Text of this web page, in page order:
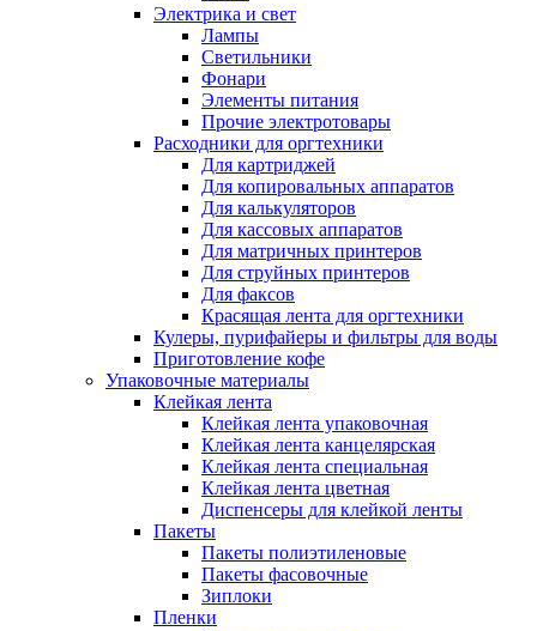
Электрика и свет
Лампы
Светильники
Фонари
Элементы питания
Прочие электротовары
Расходники для оргтехники
Для картриджей
Для копировальных аппаратов
Для калькуляторов
Для кассовых аппаратов
Для матричных принтеров
Для струйных принтеров
Для факсов
Красящая лента для оргтехники
Кулеры, пурифайеры и фильтры для воды
Приготовление кофе
Упаковочные материалы
Клейкая лента
Клейкая лента упаковочная
Клейкая лента канцелярская
Клейкая лента специальная
Клейкая лента цветная
Диспенсеры для клейкой ленты
Пакеты
Пакеты полиэтиленовые
Пакеты фасовочные
Зиплоки
Пленки